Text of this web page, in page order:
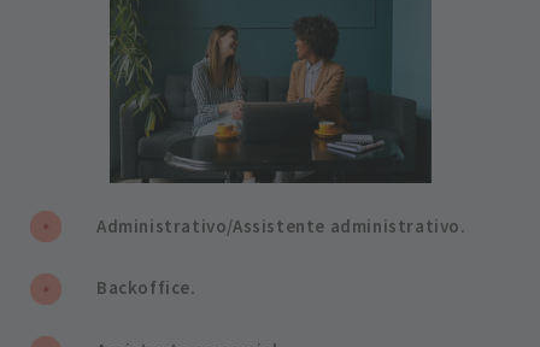
Administrativo/Assistente administrativo.
Backoffice.